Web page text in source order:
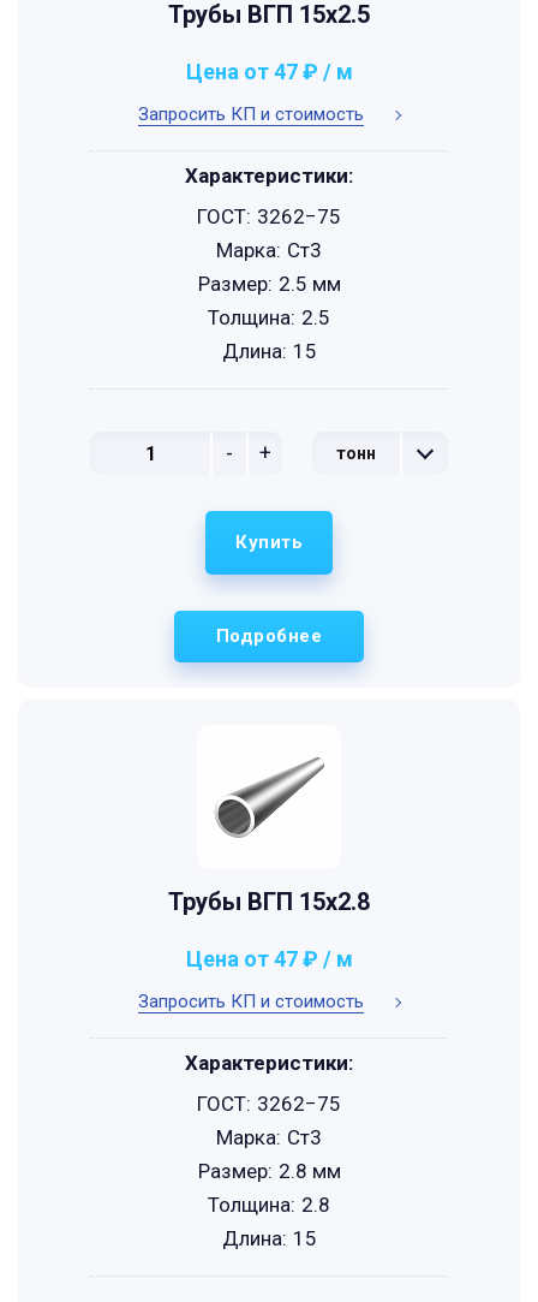
Трубы ВГП 15x2.5
Запросить КП и стоимость
Цена от 47 ₽ / м
- + тонн
Характеристики:
ГОСТ: 3262−75
Марка: Ст3
Размер: 2.5 мм
Толщина: 2.5
Длина: 15
Подробнее
Купить
Трубы ВГП 15x2.8
Запросить КП и стоимость
Цена от 47 ₽ / м
Характеристики:
ГОСТ: 3262−75
Марка: Ст3
Размер: 2.8 мм
Толщина: 2.8
Длина: 15